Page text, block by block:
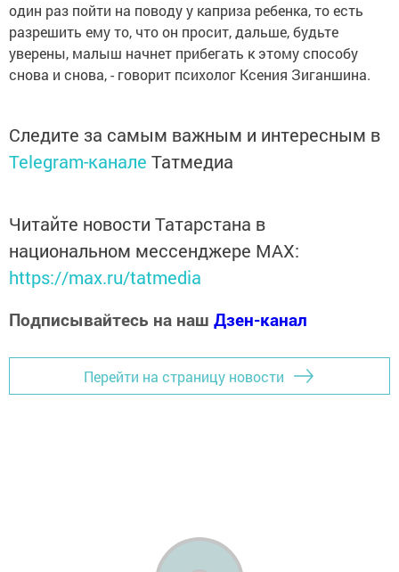
один раз пойти на поводу у каприза ребенка, то есть
разрешить ему то, что он просит, дальше, будьте
уверены, малыш начнет прибегать к этому способу
снова и снова, - говорит психолог Ксения Зиганшина.
Следите за самым важным и интересным в
Telegram-канале Татмедиа
Читайте новости Татарстана в
национальном мессенджере MАХ:
https://max.ru/tatmedia
Подписывайтесь на наш Дзен-канал
Перейти на страницу новости